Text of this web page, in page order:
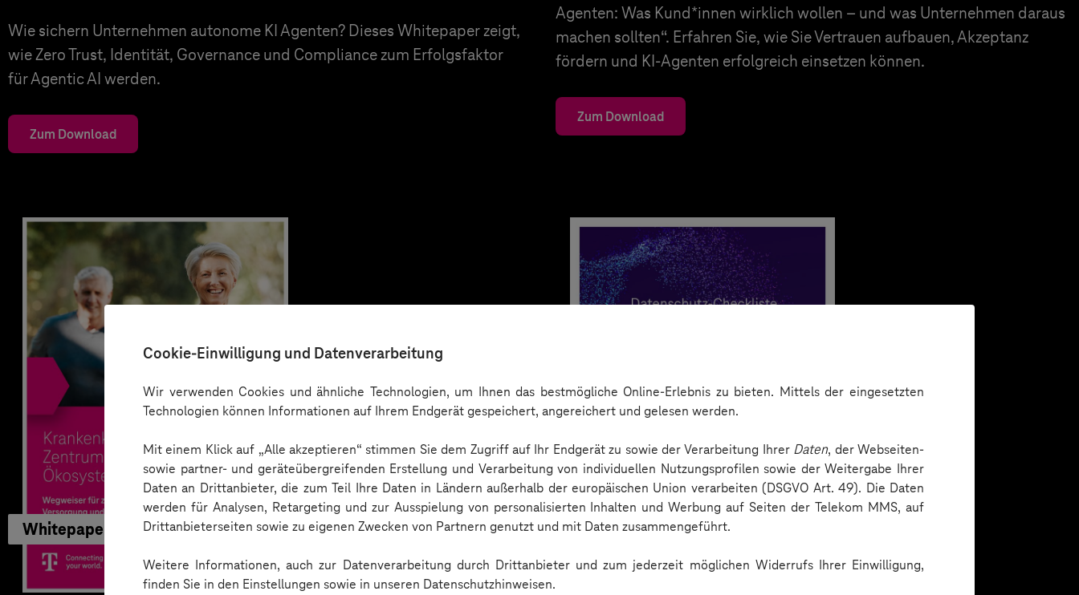
Cookie-Einwilligung und Datenverarbeitung
Wir verwenden Cookies und ähnliche Technologien, um Ihnen das bestmögliche Online-Erlebnis zu bieten. Mittels der eingesetzten
Technologien können Informationen auf Ihrem Endgerät gespeichert, angereichert und gelesen werden.
Mit einem Klick auf „Alle akzeptieren“ stimmen Sie dem Zugriff auf Ihr Endgerät zu sowie der Verarbeitung Ihrer Daten, der Webseiten-
sowie partner- und geräteübergreifenden Erstellung und Verarbeitung von individuellen Nutzungsprofilen sowie der Weitergabe Ihrer
Daten an Drittanbieter, die zum Teil Ihre Daten in Ländern außerhalb der europäischen Union verarbeiten (DSGVO Art. 49). Die Daten
werden für Analysen, Retargeting und zur Ausspielung von personalisierten Inhalten und Werbung auf Seiten der Telekom MMS, auf
Drittanbieterseiten sowie zu eigenen Zwecken von Partnern genutzt und mit Daten zusammengeführt.
Weitere Informationen, auch zur Datenverarbeitung durch Drittanbieter und zum jederzeit möglichen Widerrufs Ihrer Einwilligung,
finden Sie in den Einstellungen sowie in unseren Datenschutzhinweisen.
Wie sichern Unternehmen autonome KI Agenten? Dieses Whitepaper zeigt,
wie Zero Trust, Identität, Governance und Compliance zum Erfolgsfaktor
für Agentic AI werden.
Zum Download
Agenten: Was Kund*innen wirklich wollen – und was Unternehmen daraus
machen sollten“. Erfahren Sie, wie Sie Vertrauen aufbauen, Akzeptanz
fördern und KI-Agenten erfolgreich einsetzen können.
Zum Download
Whitepaper Checkliste